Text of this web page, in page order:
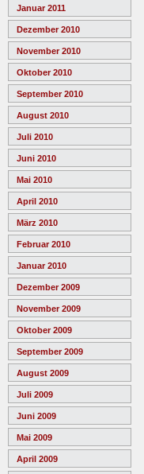
Januar 2011
Dezember 2010
November 2010
Oktober 2010
September 2010
August 2010
Juli 2010
Juni 2010
Mai 2010
April 2010
März 2010
Februar 2010
Januar 2010
Dezember 2009
November 2009
Oktober 2009
September 2009
August 2009
Juli 2009
Juni 2009
Mai 2009
April 2009